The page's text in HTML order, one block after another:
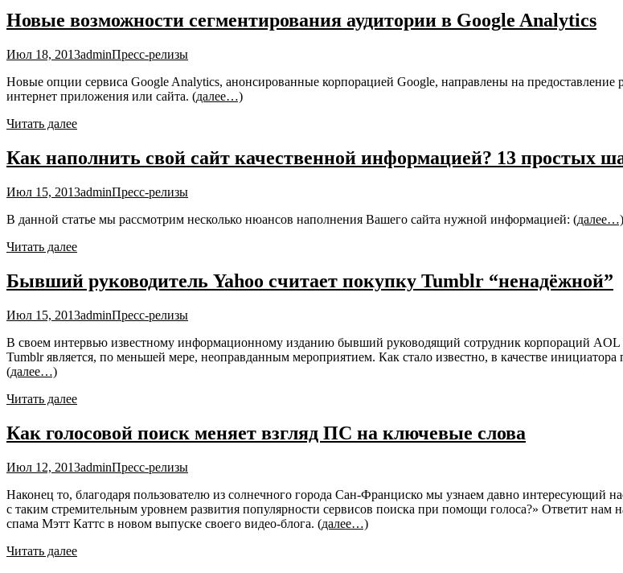
Новые возможности сегментирования аудитории в Google Analytics
Июл 18, 2013adminПресс-релизы
Новые опции сервиса Google Analytics, анонсированные корпорацией Google, направлены на
интернет приложения или сайта. (далее…)
Читать далее
Как наполнить свой сайт качественной информацией? 13 простых
Июл 15, 2013adminПресс-релизы
В данной статье мы рассмотрим несколько нюансов наполнения Вашего сайта нужной информацией: (далее…)
Читать далее
Бывший руководитель Yahoo считает покупку Tumblr “ненадёжной”
Июл 15, 2013adminПресс-релизы
В своем интервью известному информационному изданию бывший руководящий сотрудник корпораций AOL
Tumblr является, по меньшей мере, неоправданным мероприятием. Как стало известно, в качестве
(далее…)
Читать далее
Как голосовой поиск меняет взгляд ПС на ключевые слова
Июл 12, 2013adminПресс-релизы
Наконец то, благодаря пользователю из солнечного города Сан-Франциско мы узнаем давно интересующий
с таким стремительным уровнем развития популярности сервисов поиска при помощи голоса?» Ответит нам
спама Мэтт Каттс в новом выпуске своего видео-блога. (далее…)
Читать далее